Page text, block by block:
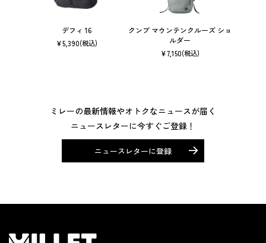
デフィ 16
¥5,390(税込)
クンブ マウンテンクルーズ ショ
ルダー
¥7,150(税込)
ミレーの最新情報やオトクなニュースが届く
ニュースレターに今すぐご登録！
ニュースレターに登録